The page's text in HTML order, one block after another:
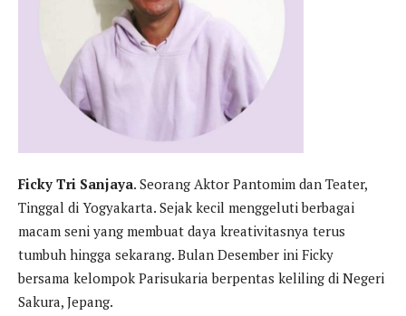
Ficky Tri Sanjaya. Seorang Aktor Pantomim dan Teater,
Tinggal di Yogyakarta. Sejak kecil menggeluti berbagai
macam seni yang membuat daya kreativitasnya terus
tumbuh hingga sekarang. Bulan Desember ini Ficky
bersama kelompok Parisukaria berpentas keliling di Negeri
Sakura, Jepang.